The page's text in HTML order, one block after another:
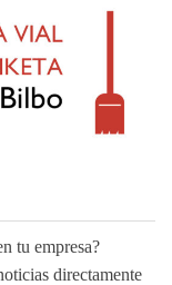
tu empresa?
directamente